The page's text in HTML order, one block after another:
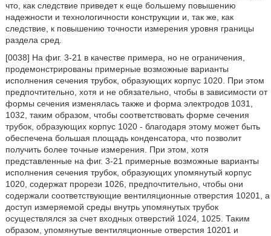
что, как следствие приведет к еще большему повышению
надежности и технологичности конструкции и, так же, как
следствие, к повышению точности измерения уровня границы
раздела сред.
[0038] На фиг. 3-21 в качестве примера, но не ограничения,
продемонстрированы примерные возможные варианты
исполнения сечения трубок, образующих корпус 1020. При этом
предпочтительно, хотя и не обязательно, чтобы в зависимости от
формы сечения изменялась также и форма электродов 1031,
1032, таким образом, чтобы соответствовать форме сечения
трубок, образующих корпус 1020 - благодаря этому может быть
обеспечена большая площадь конденсатора, что позволит
получить более точные измерения. При этом, хотя
представленные на фиг. 3-21 примерные возможные варианты
исполнения сечения трубок, образующих упомянутый корпус
1020, содержат прорези 1026, предпочтительно, чтобы они
содержали соответствующие вентиляционные отверстия 10201, а
доступ измеряемой среды внутрь упомянутых трубок
осуществлялся за счет входных отверстий 1024, 1025. Таким
образом, упомянутые вентиляционные отверстия 10201 и